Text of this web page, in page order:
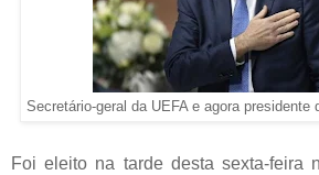
Secretário-geral da UEFA e agora presidente
Foi eleito na tarde desta sexta-feira